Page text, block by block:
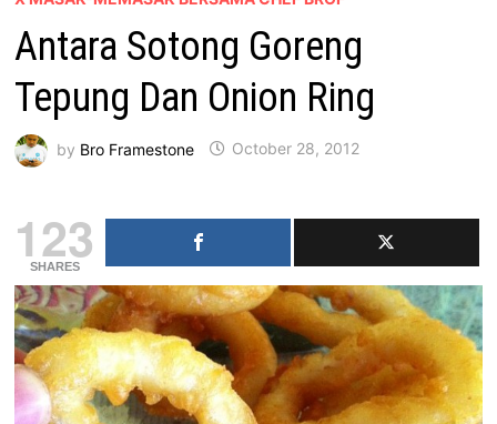
Antara Sotong Goreng
Tepung Dan Onion Ring
by Bro Framestone October 28, 2012
123
SHARES